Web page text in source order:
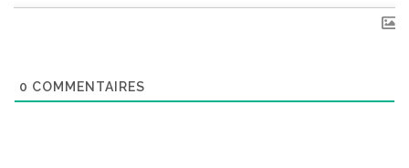
0 COMMENTAIRES